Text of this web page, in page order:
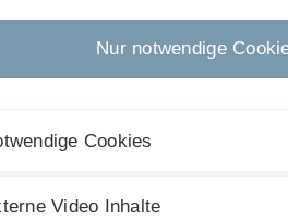
zeigen.
der Elektrotechnik
das Pult an eine
Strecke auf der y-
einen großen
Nur notwendige
Cookies
Video Inhalte